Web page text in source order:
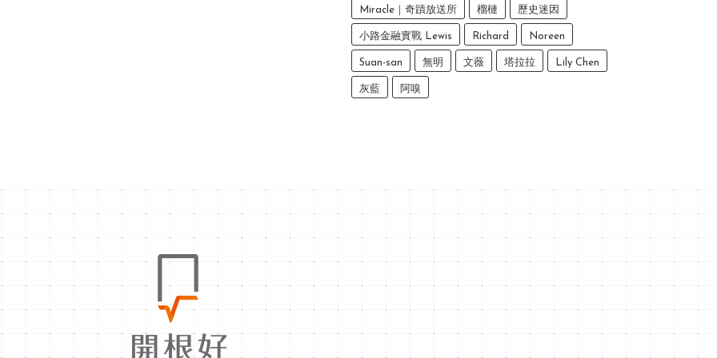
Miracle｜奇蹟放送所 榴槤 歷史迷因
小路金融實戰 Lewis Richard Noreen
Suan-san 無明 文薇 塔拉拉 Lily Chen
灰藍 阿嗅